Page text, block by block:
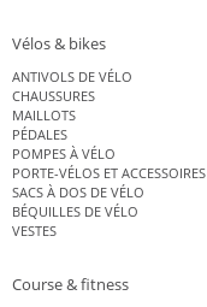
Vélos & bikes
ANTIVOLS DE VÉLO
CHAUSSURES
MAILLOTS
PÉDALES
POMPES À VÉLO
PORTE-VÉLOS ET ACCESSOIRES
SACS À DOS DE VÉLO
BÉQUILLES DE VÉLO
VESTES
Course & fitness